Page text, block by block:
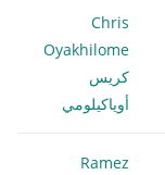
Chris
Oyakhilome
كريس
أوياكيلومي
Ramez